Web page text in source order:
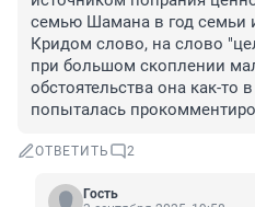
семью Шамана в год семьи
Кридом слово, на слово
при большом скоплении
обстоятельства она как-то
попыталась
ОТВЕТИТЬ 2
Гость